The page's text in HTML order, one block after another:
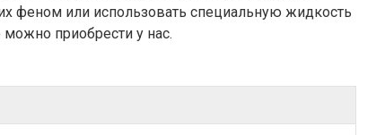
феном или использовать специальную жидкость
приобрести у нас.